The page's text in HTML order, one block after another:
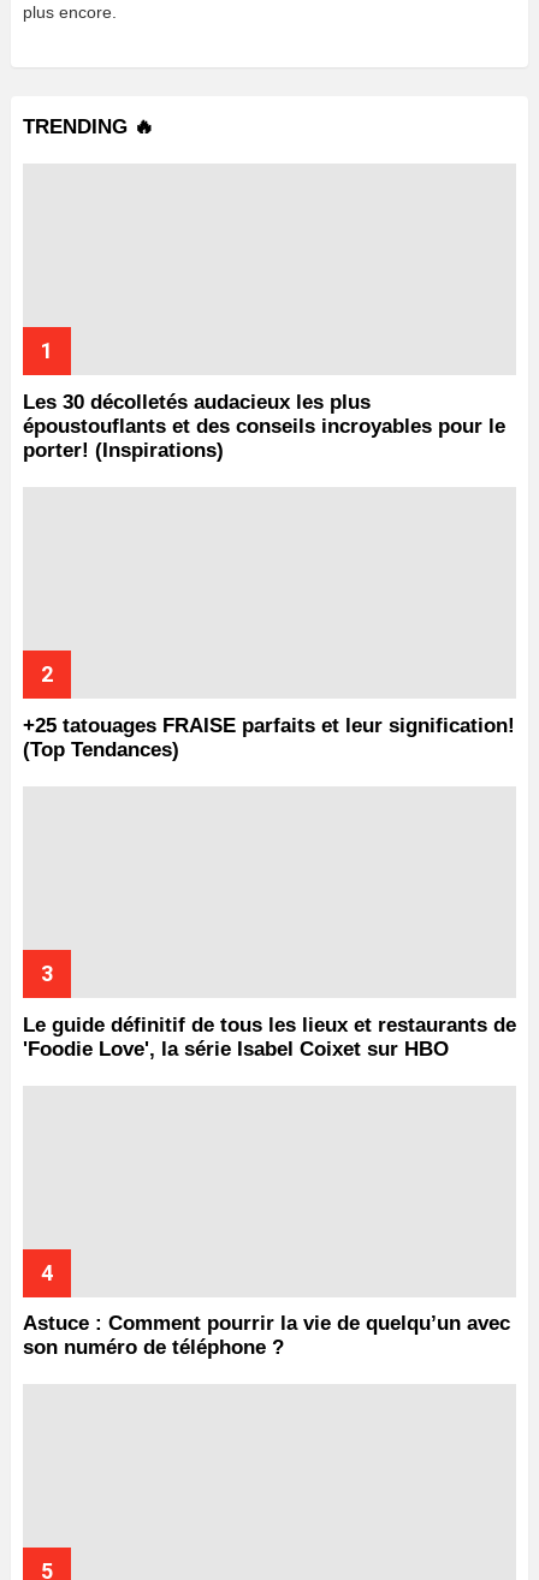
plus encore.
TRENDING 🔥
Les 30 décolletés audacieux les plus
époustouflants et des conseils incroyables pour le
porter! (Inspirations)
+25 tatouages ​​FRAISE parfaits et leur signification!
(Top Tendances)
Le guide définitif de tous les lieux et restaurants de
'Foodie Love', la série Isabel Coixet sur HBO
Astuce : Comment pourrir la vie de quelqu’un avec
son numéro de téléphone ?